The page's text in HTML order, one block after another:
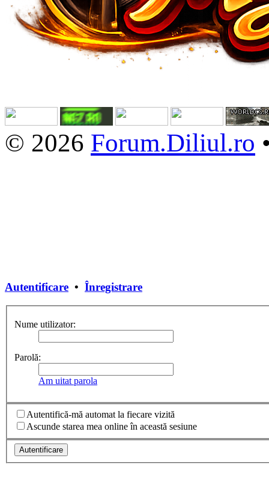
© 2026 Forum.Diliul.ro
Autentificare • Înregistrare
Nume utilizator:
Parolă:
Am uitat parola
Autentifică-mă automat la fiecare vizită
Ascunde starea mea online în această sesiune